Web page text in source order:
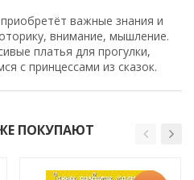
важные знания и
внимание, мышление.
платья для прогулки,
с принцессами из сказок.
ПОКУПАЮТ